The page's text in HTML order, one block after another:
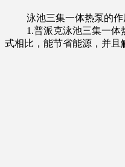
泳池三集一体热泵的作用
1.普派克泳池三集一体热
式相比，能节省能源，并且